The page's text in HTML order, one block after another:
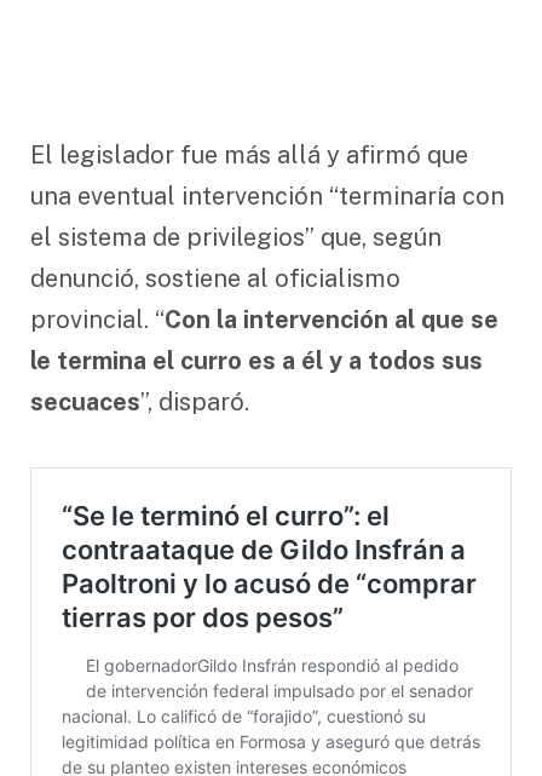
El legislador fue más allá y afirmó que
una eventual intervención “terminaría con
el sistema de privilegios” que, según
denunció, sostiene al oficialismo
provincial. “Con la intervención al que se
le termina el curro es a él y a todos sus
secuaces”, disparó.